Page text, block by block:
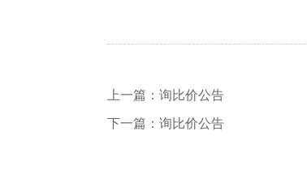
上一篇： 询比价公告
下一篇： 询比价公告